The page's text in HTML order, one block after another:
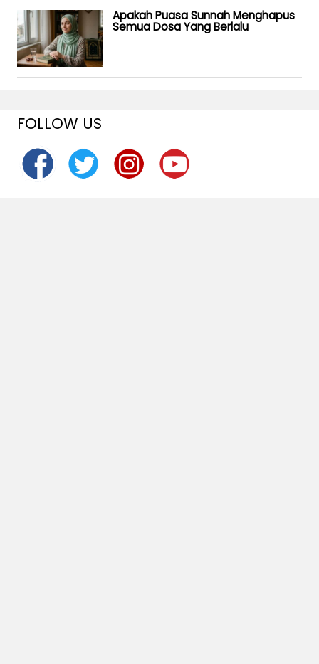
Apakah Puasa Sunnah Menghapus
Semua Dosa Yang Berlalu
FOLLOW US